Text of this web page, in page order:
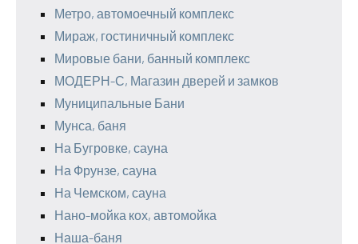
Метро, автомоечный комплекс
Мираж, гостиничный комплекс
Мировые бани, банный комплекс
МОДЕРН-С, Магазин дверей и замков
Муниципальные Бани
Мунса, баня
На Бугровке, сауна
На Фрунзе, сауна
На Чемском, сауна
Нано-мойка кох, автомойка
Наша-баня